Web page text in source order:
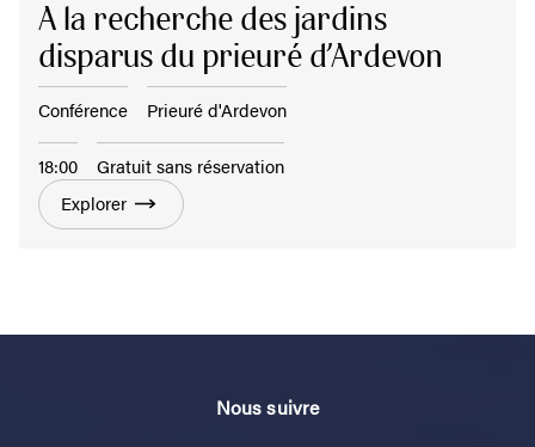
A la recherche des jardins
disparus du prieuré d’Ardevon
Conférence Prieuré d'Ardevon
18:00
Gratuit sans réservation
Explorer
Nous suivre